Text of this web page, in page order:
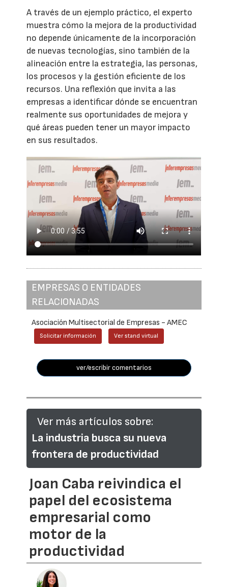
A través de un ejemplo práctico, el experto
muestra cómo la mejora de la productividad
no depende únicamente de la incorporación
de nuevas tecnologías, sino también de la
alineación entre la estrategia, las personas,
los procesos y la gestión eficiente de los
recursos. Una reflexión que invita a las
empresas a identificar dónde se encuentran
realmente sus oportunidades de mejora y
qué áreas pueden tener un mayor impacto
en sus resultados.
EMPRESAS O ENTIDADES
RELACIONADAS
Asociación Multisectorial de Empresas - AMEC
Solicitar información Ver stand virtual
ver/escribir comentarios
Ver más artículos sobre:
La industria busca su nueva
frontera de productividad
Joan Caba reivindica el
papel del ecosistema
empresarial como
motor de la
productividad